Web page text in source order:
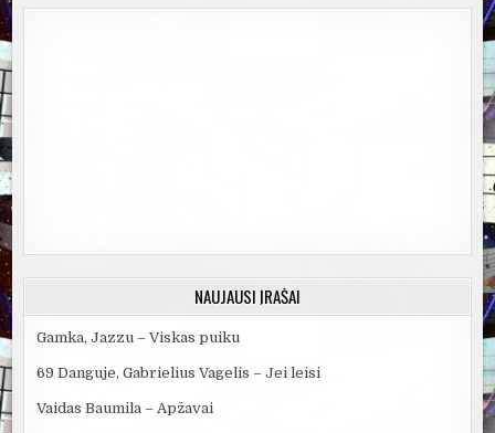
NAUJAUSI ĮRAŠAI
Gamka, Jazzu – Viskas puiku
69 Danguje, Gabrielius Vagelis – Jei leisi
Vaidas Baumila – Apžavai